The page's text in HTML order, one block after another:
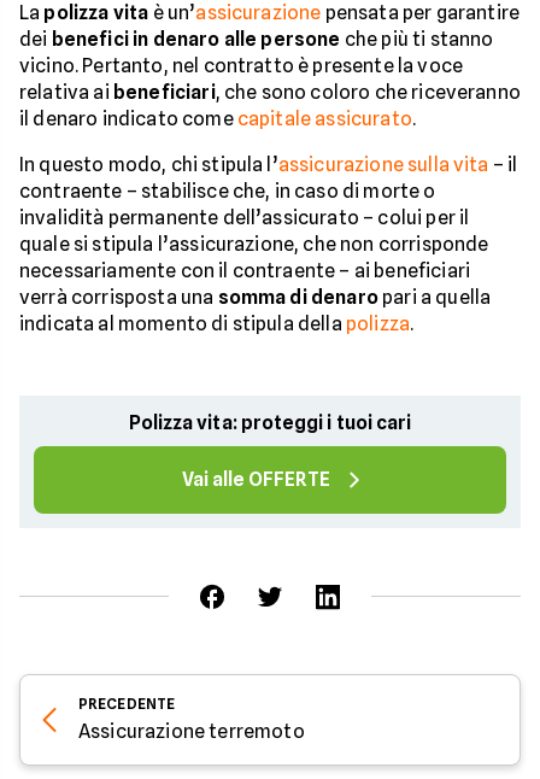
La polizza vita è un’assicurazione pensata per garantire
dei benefici in denaro alle persone che più ti stanno
vicino. Pertanto, nel contratto è presente la voce
relativa ai beneficiari, che sono coloro che riceveranno
il denaro indicato come capitale assicurato.
In questo modo, chi stipula l’assicurazione sulla vita – il
contraente – stabilisce che, in caso di morte o
invalidità permanente dell’assicurato – colui per il
quale si stipula l’assicurazione, che non corrisponde
necessariamente con il contraente – ai beneficiari
verrà corrisposta una somma di denaropari a quella
indicata al momento di stipula della polizza.
Polizza vita: proteggi i tuoi cari
Vai alle OFFERTE
PRECEDENTE
Assicurazione terremoto